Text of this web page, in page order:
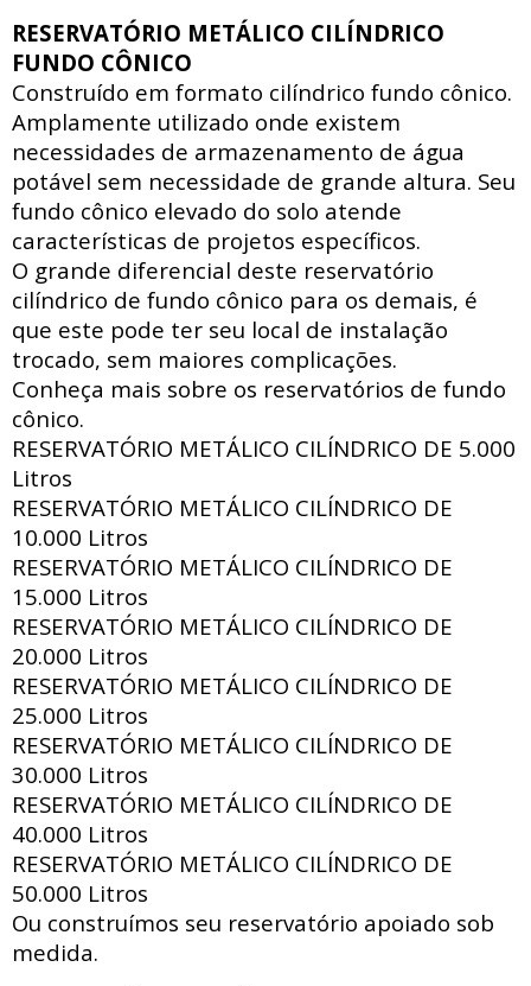
RESERVATÓRIO METÁLICO CILÍNDRICO
FUNDO CÔNICO
Construído em formato cilíndrico fundo cônico.
Amplamente utilizado onde existem
necessidades de armazenamento de água
potável sem necessidade de grande altura. Seu
fundo cônico elevado do solo atende
características de projetos específicos.
O grande diferencial deste reservatório
cilíndrico de fundo cônico para os demais, é
que este pode ter seu local de instalação
trocado, sem maiores complicações.
Conheça mais sobre os reservatórios de fundo
cônico.
RESERVATÓRIO METÁLICO CILÍNDRICO DE 5.000
Litros
RESERVATÓRIO METÁLICO CILÍNDRICO DE
10.000 Litros
RESERVATÓRIO METÁLICO CILÍNDRICO DE
15.000 Litros
RESERVATÓRIO METÁLICO CILÍNDRICO DE
20.000 Litros
RESERVATÓRIO METÁLICO CILÍNDRICO DE
25.000 Litros
RESERVATÓRIO METÁLICO CILÍNDRICO DE
30.000 Litros
RESERVATÓRIO METÁLICO CILÍNDRICO DE
40.000 Litros
RESERVATÓRIO METÁLICO CILÍNDRICO DE
50.000 Litros
Ou construímos seu reservatório apoiado sob
medida.